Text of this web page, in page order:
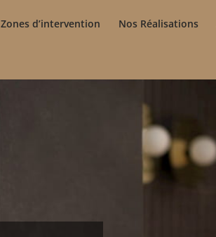
Zones d’intervention Nos Réalisations